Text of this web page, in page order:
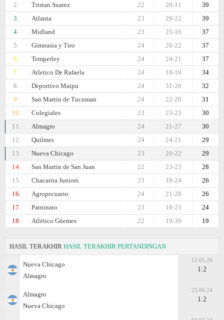
2.
Tristan Suarez 39
20-11
22
3.
Atlanta 39
29-22
23
4.
Midland 37
25-16
23
5.
Gimnasia y Tiro 37
26-22
24
6.
Temperley 37
24-21
24
7.
Atletico De Rafaela 34
18-19
24
8.
Deportivo Maipu 32
31-26
24
9.
San Martin de Tucuman 31
22-20
24
10.
Colegiales 30
23-23
23
11.
Almagro 30
21-27
24
12.
Quilmes 29
24-21
24
13.
Nueva Chicago 29
20-22
23
14.
San Martin de San Juan 28
23-23
22
15.
Chacarita Juniors 26
18-24
23
16.
Agropecuario 26
21-28
24
17.
Patronato 24
18-23
23
18.
Atlético Güemes 19
19-39
22
HASIL TERAKHIR HASIL TERAKHIR PERTANDINGAN
Nueva Chicago
Almagro
12.05.26
1:2
Almagro
Nueva Chicago
23.06.24
1:2